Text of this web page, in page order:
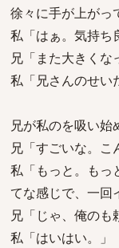
徐々に手が上がっ
私「はぁ。気持ち
兄「また大きくな
私「兄さんのせい
兄が私のを吸い始
兄「すごいな。こ
私「もっと。もっ
てな感じで、一回
兄「じゃ、俺のも
私「はいはい。」